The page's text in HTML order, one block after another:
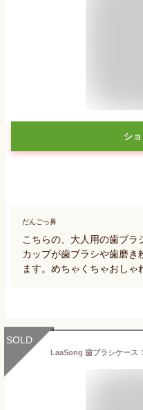
シ
だんごっ鼻
こちらの、大人用の歯ブ
カップが歯ブラシや歯磨き
ます。めちゃくちゃおしゃ
SOLD